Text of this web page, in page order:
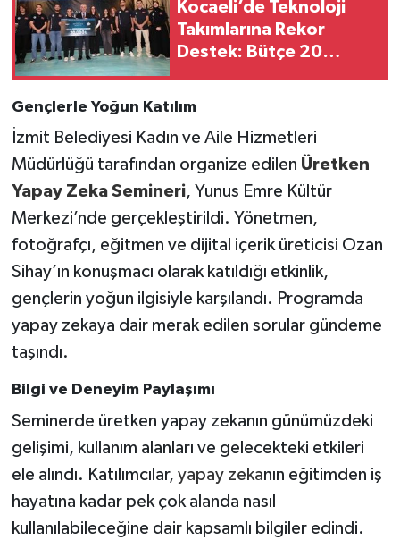
Kocaeli’de Teknoloji
Takımlarına Rekor
Destek: Bütçe 20
Gençlerle Yoğun Katılım
İzmit Belediyesi Kadın ve Aile Hizmetleri
Müdürlüğü tarafından organize edilen Üretken
Yapay Zeka Semineri, Yunus Emre Kültür
Merkezi’nde gerçekleştirildi. Yönetmen,
fotoğrafçı, eğitmen ve dijital içerik üreticisi Ozan
Sihay’ın konuşmacı olarak katıldığı etkinlik,
gençlerin yoğun ilgisiyle karşılandı. Programda
yapay zekaya dair merak edilen sorular gündeme
taşındı.
Bilgi ve Deneyim Paylaşımı
Seminerde üretken yapay zekanın günümüzdeki
gelişimi, kullanım alanları ve gelecekteki etkileri
ele alındı. Katılımcılar, yapay zekanın eğitimden iş
hayatına kadar pek çok alanda nasıl
kullanılabileceğine dair kapsamlı bilgiler edindi.